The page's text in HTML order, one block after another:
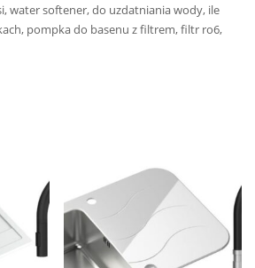
water softener, do uzdatniania wody, ile
pompka do basenu z filtrem, filtr ro6,